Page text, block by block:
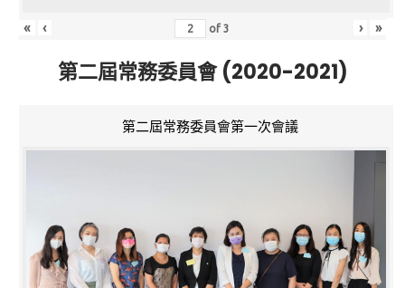
« ‹ of3 › »
第二屆常務委員會 (2020-2021)
第二屆常務委員會第一次會議